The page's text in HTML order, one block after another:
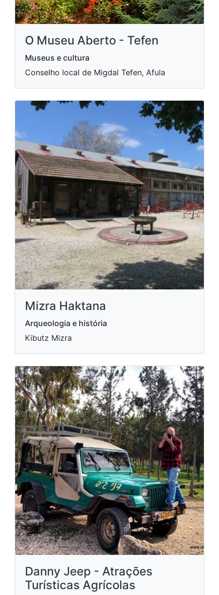
O Museu Aberto - Tefen
Museus e cultura
Conselho local de Migdal Tefen, Afula
Mizra Haktana
Arqueologia e história
Kibutz Mizra
Danny Jeep - Atrações
Turísticas Agrícolas